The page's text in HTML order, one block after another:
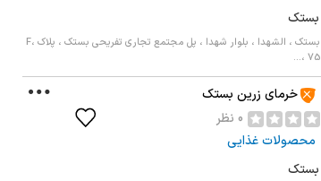
بستک
بستک ، الشهدا ، بلوار شهدا ، پل مجتمع تجاری تفریحی بستک ، پلاک F،
75 ،...
خرمای زرین بستک
0 نظر
محصولات غذایی
بستک